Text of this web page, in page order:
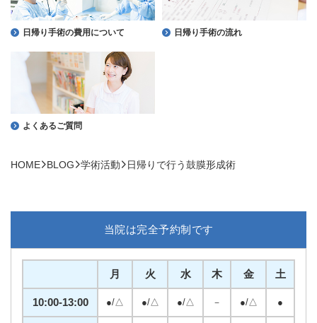
日帰り手術の費用について 日帰り手術の流れ
よくあるご質問
HOME BLOG 学術活動 日帰りで行う鼓膜形成術
当院は完全予約制です
月 火 水 木 金 土
10:00-13:00 ●/△ ●/△ ●/△ － ●/△ ●